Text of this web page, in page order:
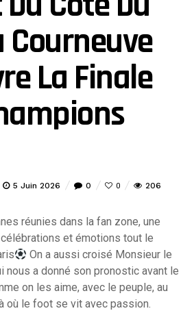
Courneuve
La Finale
5 Juin 2026 0 0 206
réunies dans la fan zone, une
et émotions tout le
On a aussi croisé Monsieur le
nous a donné son pronostic avant le
on les aime, avec le peuple, au
où le foot se vit avec passion.